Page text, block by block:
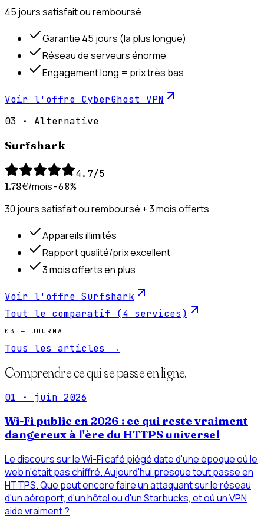
45 jours satisfait ou remboursé
Garantie 45 jours (la plus longue)
Réseau de serveurs énorme
Engagement long = prix très bas
Voir l'offre CyberGhost VPN
03 · Alternative
Surfshark
4.7/5
1.78€/mois−68%
30 jours satisfait ou remboursé + 3 mois offerts
Appareils illimités
Rapport qualité/prix excellent
3 mois offerts en plus
Voir l'offre Surfshark
Tout le comparatif (4 services)
03 — JOURNAL
Tous les articles →
Comprendrece qui se passeen ligne.
01 · juin 2026
Wi-Fi public en 2026 : ce qui reste vraiment
dangereux à l'ère du HTTPS universel
Le discours sur le Wi-Fi café piégé date d'une époque où le
web n'était pas chiffré. Aujourd'hui presque tout passe en
HTTPS. Que peut encore faire un attaquant sur le réseau
d'un aéroport, d'un hôtel ou d'un Starbucks, et où un VPN
aide vraiment ?